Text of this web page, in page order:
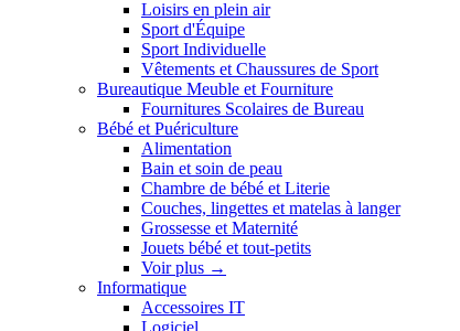
Loisirs en plein air
Sport d'Équipe
Sport Individuelle
Vêtements et Chaussures de Sport
Bureautique Meuble et Fourniture
Fournitures Scolaires de Bureau
Bébé et Puériculture
Alimentation
Bain et soin de peau
Chambre de bébé et Literie
Couches, lingettes et matelas à langer
Grossesse et Maternité
Jouets bébé et tout-petits
Voir plus →
Informatique
Accessoires IT
Logiciel